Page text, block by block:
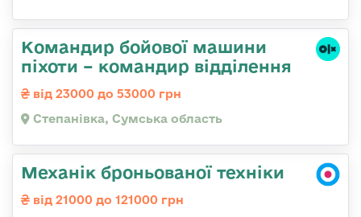
Командир бойової машини
піхоти – командир відділення
від 23000 до 53000 грн
Степанівка, Сумська область
Механік броньованої техніки
від 21000 до 121000 грн